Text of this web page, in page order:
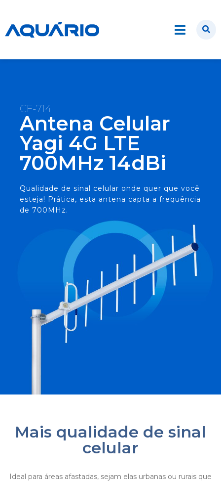
CF-714
Antena Celular
Yagi 4G LTE
700MHz 14dBi
Qualidade de sinal celular onde quer que você
esteja! Prática, esta antena capta a frequência
de 700MHz.
Mais qualidade de sinal
celular
Ideal para áreas afastadas, sejam elas urbanas ou rurais que